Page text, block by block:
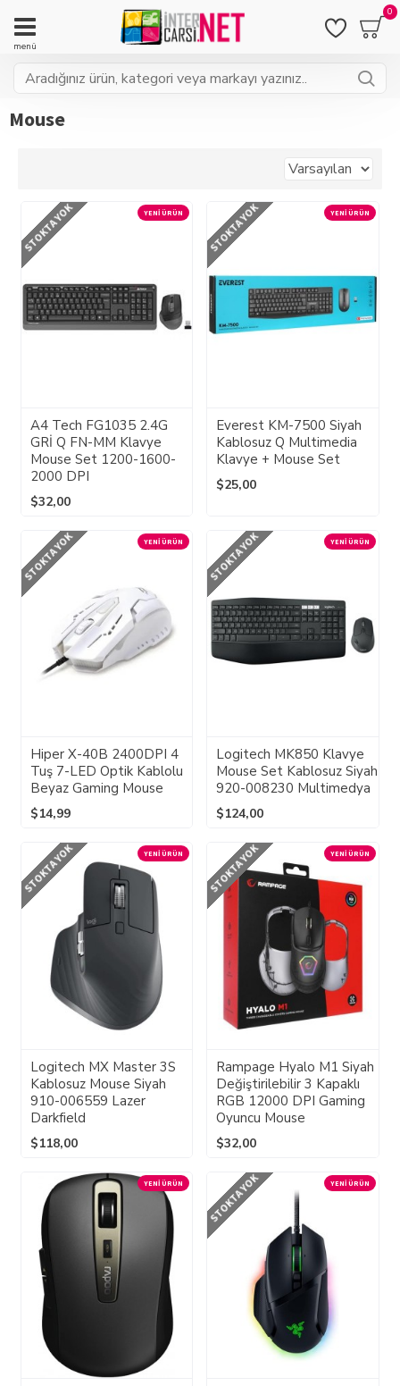
0
Mouse
YENI ÜRÜN
STOKTA YOK
A4 Tech FG1035 2.4G
GRİ Q FN-MM Klavye
Mouse Set 1200-1600-
2000 DPI
$32,00
YENI ÜRÜN
STOKTA YOK
Everest KM-7500 Siyah
Kablosuz Q Multimedia
Klavye + Mouse Set
$25,00
YENI ÜRÜN
STOKTA YOK
Hiper X-40B 2400DPI 4
Tuş 7-LED Optik Kablolu
Beyaz Gaming Mouse
$14,99
YENI ÜRÜN
STOKTA YOK
Logitech MK850 Klavye
Mouse Set Kablosuz Siyah
920-008230 Multimedya
$124,00
YENI ÜRÜN
STOKTA YOK
Logitech MX Master 3S
Kablosuz Mouse Siyah
910-006559 Lazer
Darkfield
$118,00
YENI ÜRÜN
STOKTA YOK
Rampage Hyalo M1 Siyah
Değiştirilebilir 3 Kapaklı
RGB 12000 DPI Gaming
Oyuncu Mouse
$32,00
YENI ÜRÜN YENI ÜRÜN
STOKTA YOK